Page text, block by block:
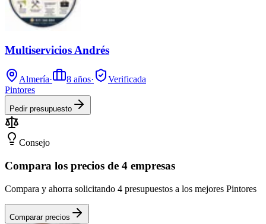
Multiservicios Andrés
Almería· 8 años·
Verificada
Pintores
Pedir presupuesto
Consejo
Compara los precios de 4 empresas
Compara y ahorra solicitando 4 presupuestos a los mejores Pintores
Comparar precios